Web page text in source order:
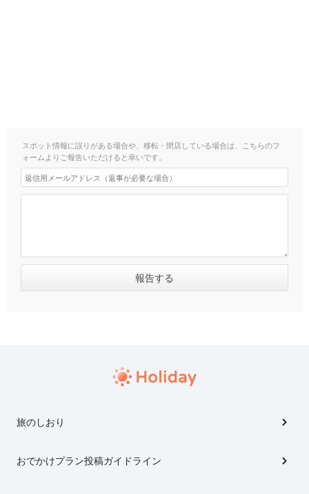
スポット情報に誤りがある場合や、移転・閉店している場合は、こちらのフ
ォームよりご報告いただけると幸いです。
旅のしおり
おでかけプラン投稿ガイドライン